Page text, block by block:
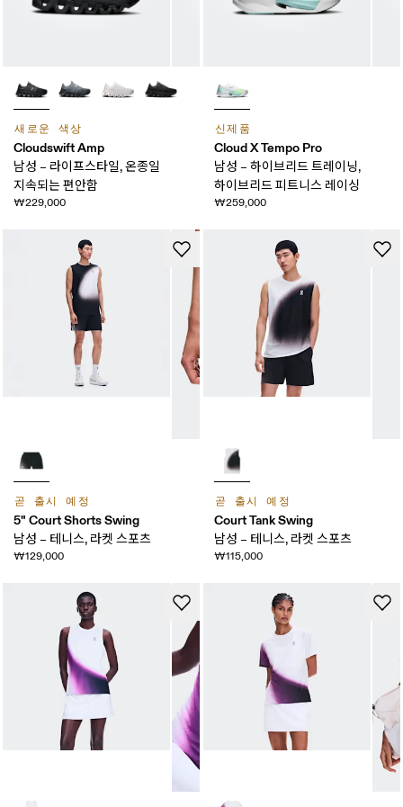
새로운 색상
Cloudswift Amp
남성 – 라이프스타일, 온종일
지속되는 편안함
₩229,000
신제품
Cloud X Tempo Pro
남성 – 하이브리드 트레이닝,
하이브리드 피트니스 레이싱
₩259,000
곧 출시 예정
5" Court Shorts Swing
남성 – 테니스, 라켓 스포츠
₩129,000
곧 출시 예정
Court Tank Swing
남성 – 테니스, 라켓 스포츠
₩115,000